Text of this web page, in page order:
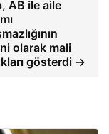
AB ile aile
olarak mali
gösterdi →